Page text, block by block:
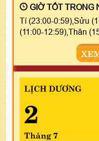
GIỜ TỐT TRONG
Tí (23:00-0:59),Sửu
(11:00-12:59),Thân
LỊCH DƯƠNG
2
Tháng 7